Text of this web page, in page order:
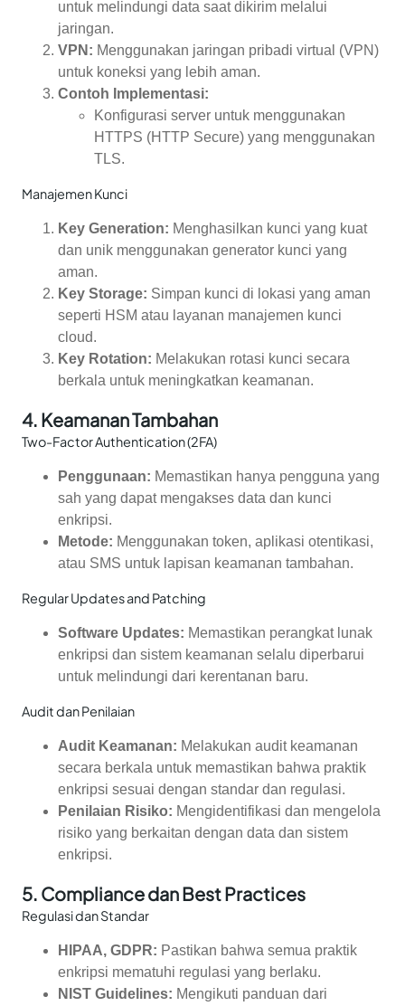
untuk melindungi data saat dikirim melalui
jaringan.
VPN: Menggunakan jaringan pribadi virtual (VPN)
untuk koneksi yang lebih aman.
Contoh Implementasi:
Konfigurasi server untuk menggunakan
HTTPS (HTTP Secure) yang menggunakan
TLS.
Manajemen Kunci
Key Generation: Menghasilkan kunci yang kuat
dan unik menggunakan generator kunci yang
aman.
Key Storage: Simpan kunci di lokasi yang aman
seperti HSM atau layanan manajemen kunci
cloud.
Key Rotation: Melakukan rotasi kunci secara
berkala untuk meningkatkan keamanan.
4. Keamanan Tambahan
Two-Factor Authentication (2FA)
Penggunaan: Memastikan hanya pengguna yang
sah yang dapat mengakses data dan kunci
enkripsi.
Metode: Menggunakan token, aplikasi otentikasi,
atau SMS untuk lapisan keamanan tambahan.
Regular Updates and Patching
Software Updates: Memastikan perangkat lunak
enkripsi dan sistem keamanan selalu diperbarui
untuk melindungi dari kerentanan baru.
Audit dan Penilaian
Audit Keamanan: Melakukan audit keamanan
secara berkala untuk memastikan bahwa praktik
enkripsi sesuai dengan standar dan regulasi.
Penilaian Risiko: Mengidentifikasi dan mengelola
risiko yang berkaitan dengan data dan sistem
enkripsi.
5. Compliance dan Best Practices
Regulasi dan Standar
HIPAA, GDPR: Pastikan bahwa semua praktik
enkripsi mematuhi regulasi yang berlaku.
NIST Guidelines: Mengikuti panduan dari